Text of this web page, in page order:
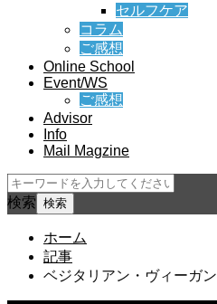
セルフケア
コラム
ご感想
Online School
Event/WS
ご感想
Advisor
Info
Mail Magzine
検索
ホーム
記事
ベジタリアン・ヴィーガン